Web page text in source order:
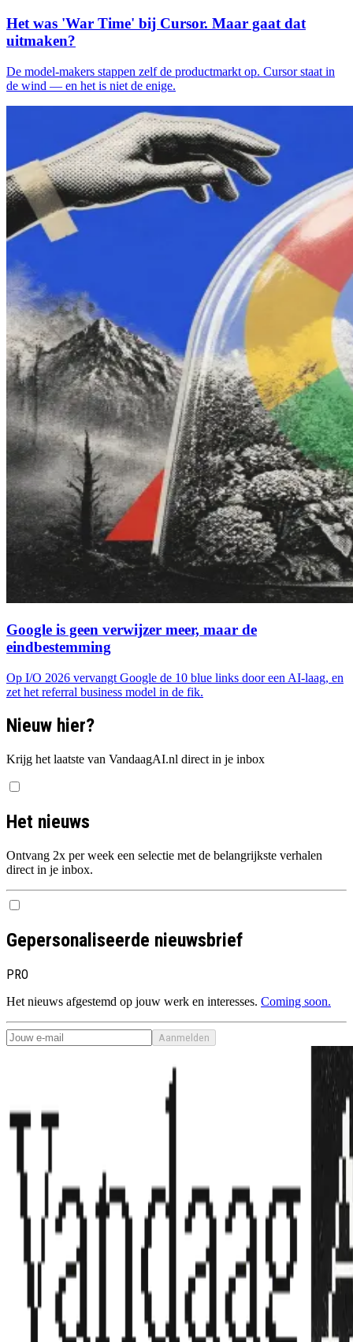
Het was 'War Time' bij Cursor. Maar gaat dat
uitmaken?
De model-makers stappen zelf de productmarkt op. Cursor staat in
de wind — en het is niet de enige.
Google is geen verwijzer meer, maar de
eindbestemming
Op I/O 2026 vervangt Google de 10 blue links door een AI-laag, en
zet het referral business model in de fik.
Nieuw hier?
Krijg het laatste van VandaagAI.nl direct in je inbox
Het nieuws
Ontvang 2x per week een selectie met de belangrijkste verhalen
direct in je inbox.
Gepersonaliseerde nieuwsbrief
PRO
Het nieuws afgestemd op jouw werk en interesses. Coming soon.
Aanmelden